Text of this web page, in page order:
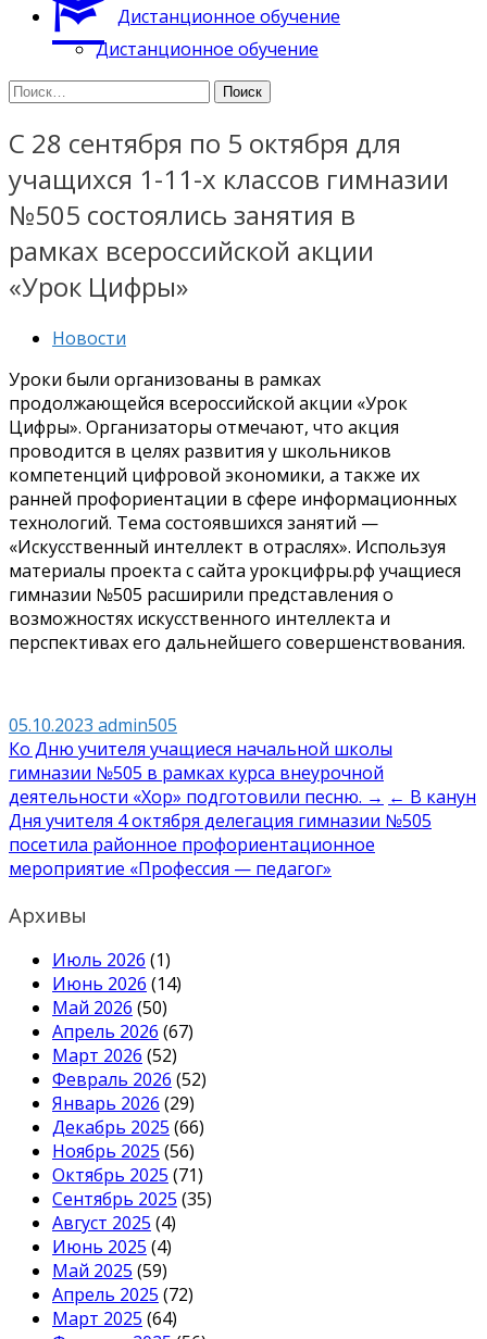
Дистанционное обучение
Дистанционное обучение
Найти:
С 28 сентября по 5 октября для
учащихся 1-11-х классов гимназии
№505 состоялись занятия в
рамках всероссийской акции
«Урок Цифры»
Новости
Уроки были организованы в рамках
продолжающейся всероссийской акции «Урок
Цифры». Организаторы отмечают, что акция
проводится в целях развития у школьников
компетенций цифровой экономики, а также их
ранней профориентации в сфере информационных
технологий. Тема состоявшихся занятий —
«Искусственный интеллект в отраслях». Используя
материалы проекта с сайта урокцифры.рф учащиеся
гимназии №505 расширили представления о
возможностях искусственного интеллекта и
перспективах его дальнейшего совершенствования.
05.10.2023 admin505
Навигация
по
записям
Ко Дню учителя учащиеся начальной школы
гимназии №505 в рамках курса внеурочной
деятельности «Хор» подготовили песню. → ← В канун
Дня учителя 4 октября делегация гимназии №505
посетила районное профориентационное
мероприятие «Профессия — педагог»
Архивы
Июль 2026 (1)
Июнь 2026 (14)
Май 2026 (50)
Апрель 2026 (67)
Март 2026 (52)
Февраль 2026 (52)
Январь 2026 (29)
Декабрь 2025 (66)
Ноябрь 2025 (56)
Октябрь 2025 (71)
Сентябрь 2025 (35)
Август 2025 (4)
Июнь 2025 (4)
Май 2025 (59)
Апрель 2025 (72)
Март 2025 (64)